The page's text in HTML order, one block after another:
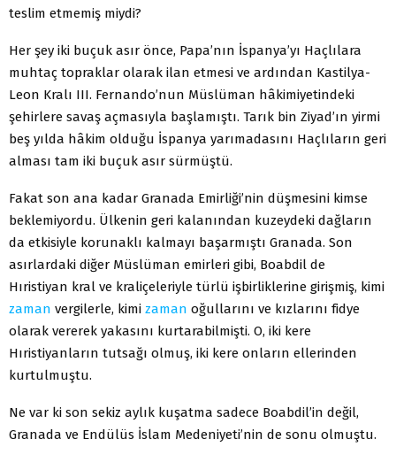
teslim etmemiş miydi?
Her şey iki buçuk asır önce, Papa’nın İspanya’yı Haçlılara
muhtaç topraklar olarak ilan etmesi ve ardından Kastilya-
Leon Kralı III. Fernando’nun Müslüman hâkimiyetindeki
şehirlere savaş açmasıyla başlamıştı. Tarık bin Ziyad’ın yirmi
beş yılda hâkim olduğu İspanya yarımadasını Haçlıların geri
alması tam iki buçuk asır sürmüştü.
Fakat son ana kadar Granada Emirliği’nin düşmesini kimse
beklemiyordu. Ülkenin geri kalanından kuzeydeki dağların
da etkisiyle korunaklı kalmayı başarmıştı Granada. Son
asırlardaki diğer Müslüman emirleri gibi, Boabdil de
Hıristiyan kral ve kraliçeleriyle türlü işbirliklerine girişmiş, kimi
zaman vergilerle, kimi zaman oğullarını ve kızlarını fidye
olarak vererek yakasını kurtarabilmişti. O, iki kere
Hıristiyanların tutsağı olmuş, iki kere onların ellerinden
kurtulmuştu.
Ne var ki son sekiz aylık kuşatma sadece Boabdil’in değil,
Granada ve Endülüs İslam Medeniyeti’nin de sonu olmuştu.